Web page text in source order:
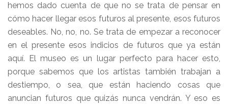
hemos dado cuenta de que no se trata de pensar en
cómo hacer llegar esos futuros al presente, esos futuros
deseables. No, no, no. Se trata de empezar a reconocer
en el presente esos indicios de futuros que ya están
aquí. El museo es un lugar perfecto para hacer esto,
porque sabemos que los artistas también trabajan a
destiempo, o sea, que están haciendo cosas que
anuncian futuros que quizás nunca vendrán. Y eso es